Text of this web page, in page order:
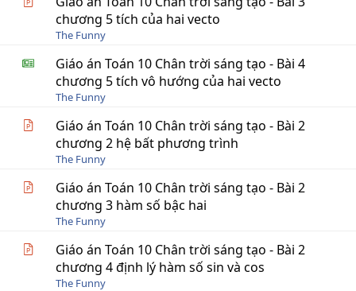
chương 5 tích của hai vecto
The Funny
Giáo án Toán 10 Chân trời sáng tạo - Bài 4
chương 5 tích vô hướng của hai vecto
The Funny
Giáo án Toán 10 Chân trời sáng tạo - Bài 2
chương 2 hệ bất phương trình
The Funny
Giáo án Toán 10 Chân trời sáng tạo - Bài 2
chương 3 hàm số bậc hai
The Funny
Giáo án Toán 10 Chân trời sáng tạo - Bài 2
chương 4 định lý hàm số sin và cos
The Funny